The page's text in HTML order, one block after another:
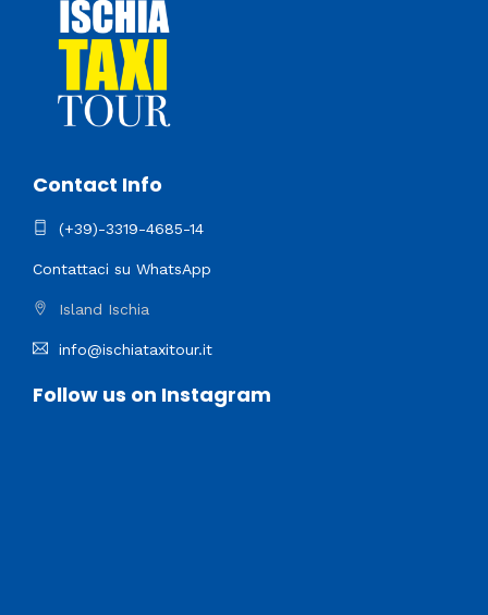
Contact Info
(+39)-3319-4685-14
Contattaci su WhatsApp
Island Ischia
info@ischiataxitour.it
Follow us on Instagram